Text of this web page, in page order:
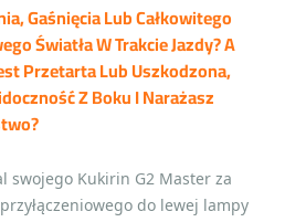
Gaśnięcia Lub Całkowitego
Światła W Trakcie Jazdy? A
Przetarta Lub Uszkodzona,
Z Boku I Narażasz
swojego Kukirin G2 Master za
do lewej lampy